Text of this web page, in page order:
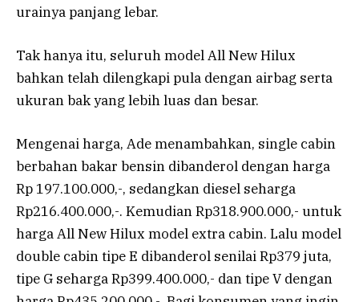
urainya panjang lebar.
Tak hanya itu, seluruh model All New Hilux
bahkan telah dilengkapi pula dengan airbag serta
ukuran bak yang lebih luas dan besar.
Mengenai harga, Ade menambahkan, single cabin
berbahan bakar bensin dibanderol dengan harga
Rp 197.100.000,-, sedangkan diesel seharga
Rp216.400.000,-. Kemudian Rp318.900.000,- untuk
harga All New Hilux model extra cabin. Lalu model
double cabin tipe E dibanderol senilai Rp379 juta,
tipe G seharga Rp399.400.000,- dan tipe V dengan